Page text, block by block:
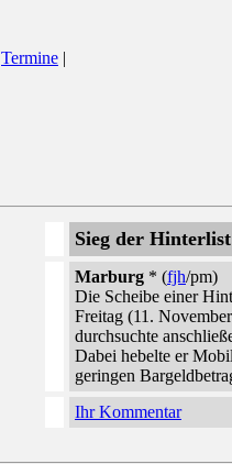
Termine |
Sieg der
Marburg * (fjh/pm)
Die Scheibe einer
Freitag (11.
durchsuchte
Dabei hebelte er
geringen
Ihr Kommentar